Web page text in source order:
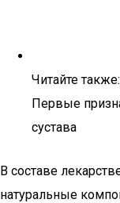
Читайте также:
Первые
сустава
В составе
натуральные